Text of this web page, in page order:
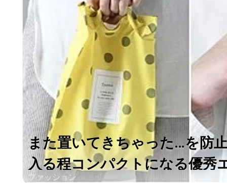
また置いてきちゃった…を防
入る程コンパクトになる優秀
ファッション